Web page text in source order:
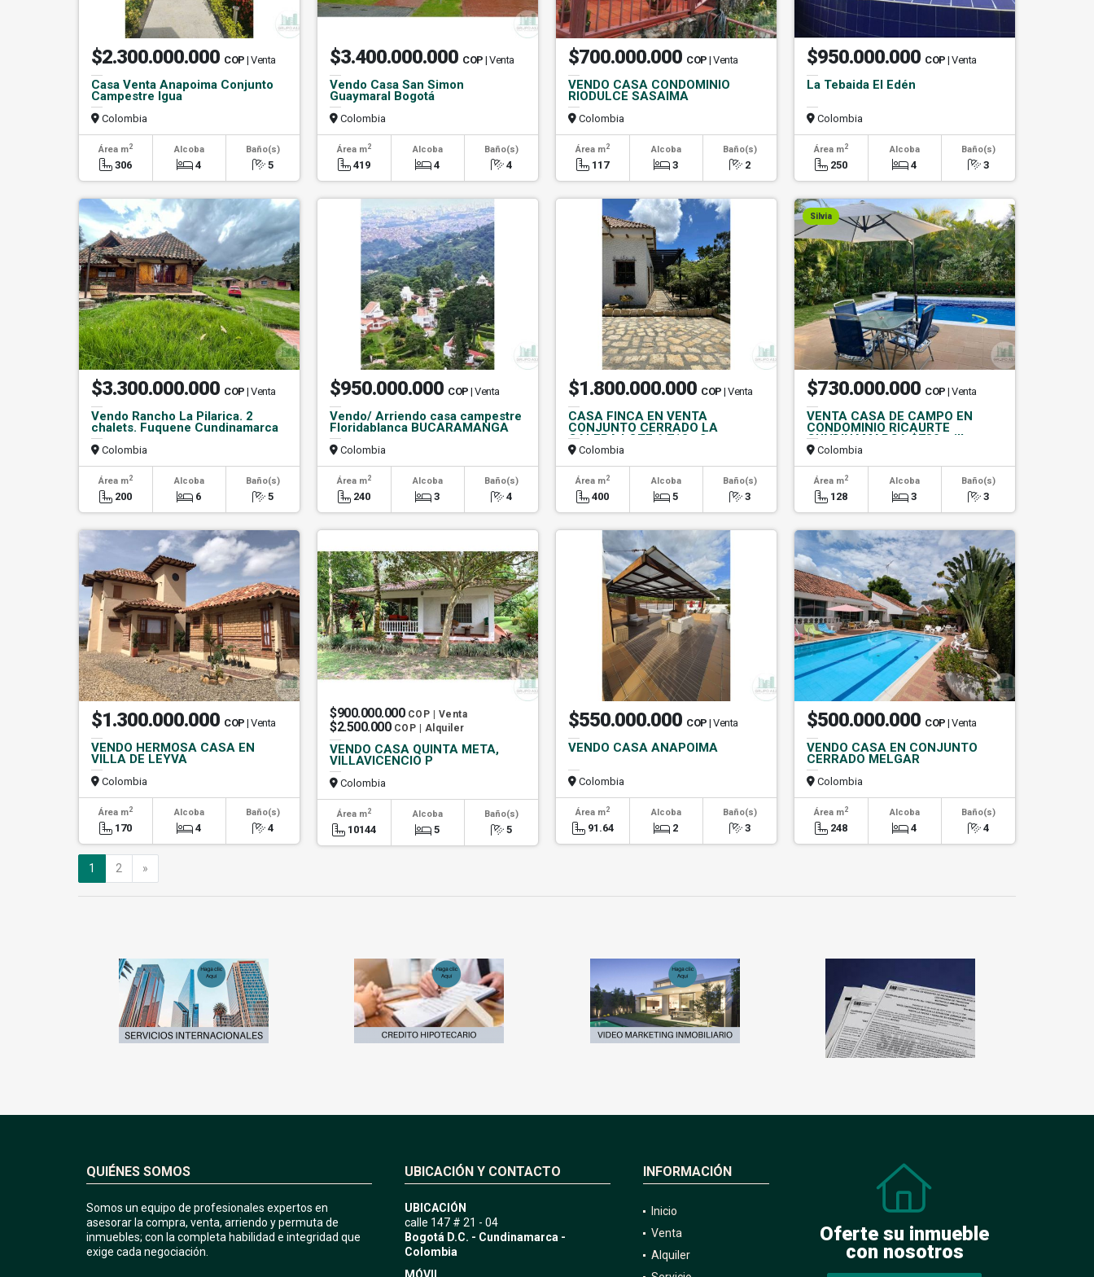
$2.300.000.000 COP | Venta
Casa Venta Anapoima Conjunto
Campestre Igua
Colombia
Área m2
306
Alcoba
4
Baño(s)
5
$3.400.000.000 COP | Venta
Vendo Casa San Simon
Guaymaral Bogotá
Colombia
Área m2
419
Alcoba
4
Baño(s)
4
$700.000.000 COP | Venta
VENDO CASA CONDOMINIO
RIODULCE SASAIMA
Colombia
Área m2
117
Alcoba
3
Baño(s)
2
$950.000.000 COP | Venta
La Tebaida El Edén
Colombia
Área m2
250
Alcoba
4
Baño(s)
3
$3.300.000.000 COP | Venta
Vendo Rancho La Pilarica. 2
chalets. Fuquene Cundinamarca
Colombia
Área m2
200
Alcoba
6
Baño(s)
5
$950.000.000 COP | Venta
Vendo/ Arriendo casa campestre
Floridablanca BUCARAMANGA
Colombia
Área m2
240
Alcoba
3
Baño(s)
4
$1.800.000.000 COP | Venta
CASA FINCA EN VENTA
CONJUNTO CERRADO LA
CALERA LOTE 6.712m2 con
Casas
Colombia
Área m2
400
Alcoba
5
Baño(s)
3
Silvia
$730.000.000 COP | Venta
VENTA CASA DE CAMPO EN
CONDOMINIO RICAURTE
CUNDINAMARCA $730 millones
Colombia
Área m2
128
Alcoba
3
Baño(s)
3
$1.300.000.000 COP | Venta
VENDO HERMOSA CASA EN
VILLA DE LEYVA
Colombia
Área m2
170
Alcoba
4
Baño(s)
4
$900.000.000 COP | Venta
$2.500.000 COP | Alquiler
VENDO CASA QUINTA META,
VILLAVICENCIO P
Colombia
Área m2
10144
Alcoba
5
Baño(s)
5
$550.000.000 COP | Venta
VENDO CASA ANAPOIMA
Colombia
Área m2
91.64
Alcoba
2
Baño(s)
3
$500.000.000 COP | Venta
VENDO CASA EN CONJUNTO
CERRADO MELGAR
Colombia
Área m2
248
Alcoba
4
Baño(s)
4
1 2 »
QUIÉNES SOMOS
Somos un equipo de profesionales expertos en
asesorar la compra, venta, arriendo y permuta de
inmuebles; con la completa habilidad e integridad que
exige cada negociación.
UBICACIÓN Y CONTACTO
UBICACIÓN
calle 147 # 21 - 04
Bogotá D.C. - Cundinamarca -
Colombia
INFORMACIÓN
Inicio
Venta
Alquiler
Oferte su inmueble
con nosotros